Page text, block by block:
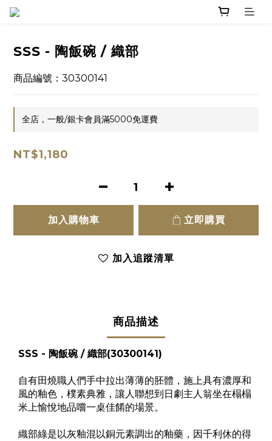
SSS - 陶飯碗 / 織部
商品編號：30300141
全店，一般/銀卡會員滿5000免運費
NT$1,180
加入購物車 立即購買
加入追蹤清單
商品描述
SSS - 陶飯碗 / 織部(30300141)
自有田燒職人們手中拉出薄薄的胚體，施上具有濃厚和
風的釉色，樸素典雅，讓人聯想到日劇主人翁坐在榻榻
米上愉悅地品嚐一桌佳餚的場景。
織部綠是以灰釉混以銅元素調出的釉藥，因千利休的得